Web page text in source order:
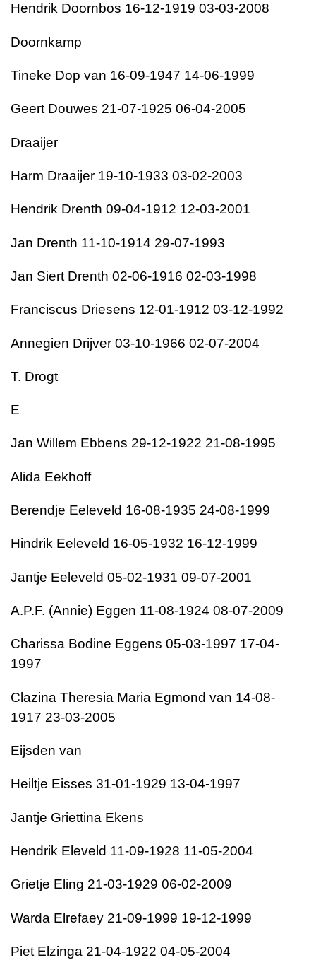
Hendrik Doornbos 16-12-1919 03-03-2008
Doornkamp
Tineke Dop van 16-09-1947 14-06-1999
Geert Douwes 21-07-1925 06-04-2005
Draaijer
Harm Draaijer 19-10-1933 03-02-2003
Hendrik Drenth 09-04-1912 12-03-2001
Jan Drenth 11-10-1914 29-07-1993
Jan Siert Drenth 02-06-1916 02-03-1998
Franciscus Driesens 12-01-1912 03-12-1992
Annegien Drijver 03-10-1966 02-07-2004
T. Drogt
E
Jan Willem Ebbens 29-12-1922 21-08-1995
Alida Eekhoff
Berendje Eeleveld 16-08-1935 24-08-1999
Hindrik Eeleveld 16-05-1932 16-12-1999
Jantje Eeleveld 05-02-1931 09-07-2001
A.P.F. (Annie) Eggen 11-08-1924 08-07-2009
Charissa Bodine Eggens 05-03-1997 17-04-
1997
Clazina Theresia Maria Egmond van 14-08-
1917 23-03-2005
Eijsden van
Heiltje Eisses 31-01-1929 13-04-1997
Jantje Griettina Ekens
Hendrik Eleveld 11-09-1928 11-05-2004
Grietje Eling 21-03-1929 06-02-2009
Warda Elrefaey 21-09-1999 19-12-1999
Piet Elzinga 21-04-1922 04-05-2004